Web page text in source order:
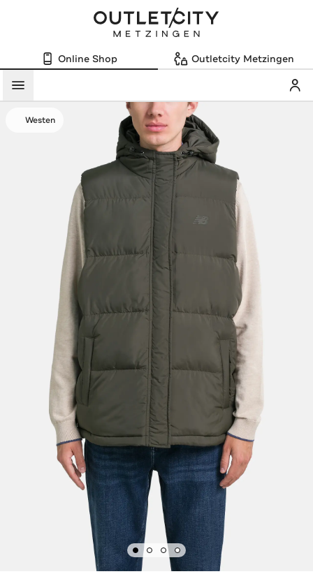
Online Shop Outletcity Metzingen
Menü
Westen